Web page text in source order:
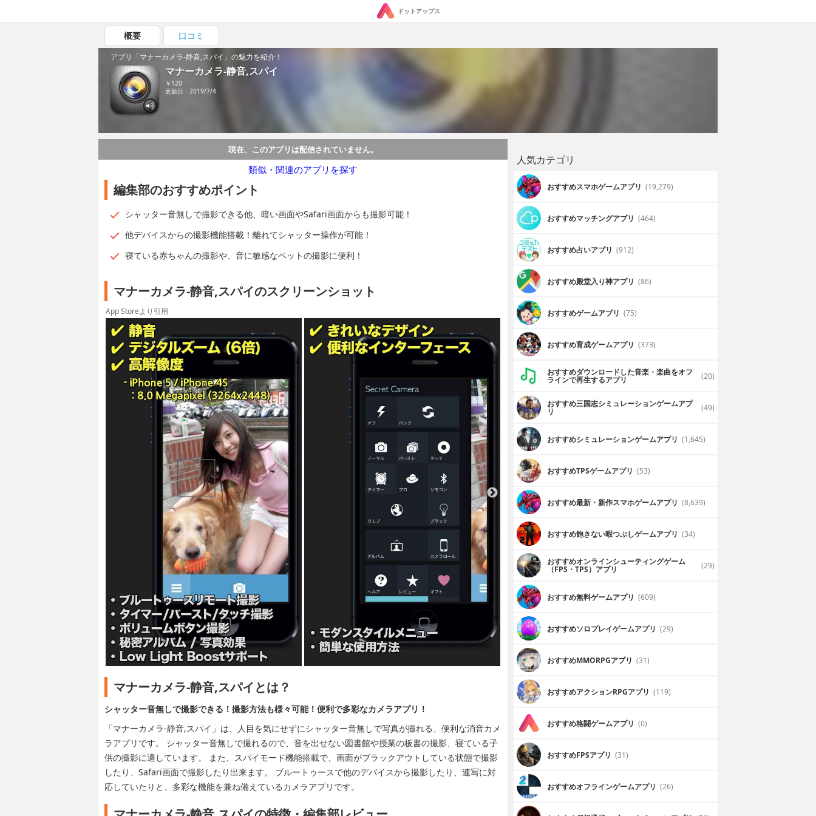
ドットアップス
概要 口コミ
アプリ「マナーカメラ-静音,スパイ」の魅力を紹介！
マナーカメラ-静音,スパイ
￥120
更新日：2019/7/4
現在、このアプリは配信されていません。
類似・関連のアプリを探す
編集部のおすすめポイント
シャッター音無しで撮影できる他、暗い画面やSafari画面からも撮影可能！
他デバイスからの撮影機能搭載！離れてシャッター操作が可能！
寝ている赤ちゃんの撮影や、音に敏感なペットの撮影に便利！
マナーカメラ-静音,スパイのスクリーンショット
App Storeより引用
マナーカメラ-静音,スパイとは？
シャッター音無しで撮影できる！撮影方法も様々可能！便利で多彩なカメラアプリ！
「マナーカメラ-静音,スパイ」は、人目を気にせずにシャッター音無しで写真が撮れる、便利な消音カメ
ラアプリです。 シャッター音無しで撮れるので、音を出せない図書館や授業の板書の撮影、寝ている子
供の撮影に適しています。 また、スパイモード機能搭載で、画面がブラックアウトしている状態で撮影
したり、Safari画面で撮影したり出来ます。 ブルートゥースで他のデバイスから撮影したり、連写に対
応していたりと、多彩な機能を兼ね備えているカメラアプリです。
人気カテゴリ
おすすめスマホゲームアプリ (19,279)
おすすめマッチングアプリ (464)
おすすめ占いアプリ (912)
おすすめ殿堂入り神アプリ (86)
おすすめゲームアプリ (75)
おすすめ育成ゲームアプリ (373)
おすすめダウンロードした音楽・楽曲をオフ
ラインで再生するアプリ (20)
おすすめ三国志シミュレーションゲームアプ
リ (49)
おすすめシミュレーションゲームアプリ (1,645)
おすすめTPSゲームアプリ (53)
おすすめ最新・新作スマホゲームアプリ (8,639)
おすすめ飽きない暇つぶしゲームアプリ (34)
おすすめオンラインシューティングゲーム
（FPS・TPS）アプリ (29)
おすすめ無料ゲームアプリ (609)
おすすめソロプレイゲームアプリ (29)
おすすめ MMORPGアプリ (31)
おすすめアクションRPGアプリ (119)
おすすめ格闘ゲームアプリ (0)
おすすめFPSアプリ (31)
おすすめオフラインゲームアプリ (26)